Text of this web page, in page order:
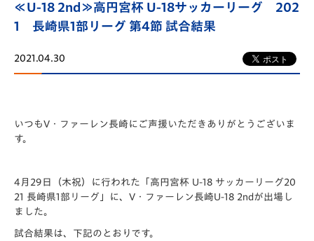
≪U-18 2nd≫高円宮杯 U-18サッカーリーグ 202
1 長崎県1部リーグ 第4節 試合結果
2021.04.30
いつもV・ファーレン長崎にご声援いただきありがとうございま
す。
4月29日（木祝）に行われた「️高円宮杯 U-18 サッカーリーグ20
21 長崎県1部リーグ」に、V・ファーレン長崎U-18 2ndが出場し
ました。
試合結果は、下記のとおりです。